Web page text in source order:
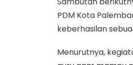
PDM Kota
keberhasilan
Menurutnya,